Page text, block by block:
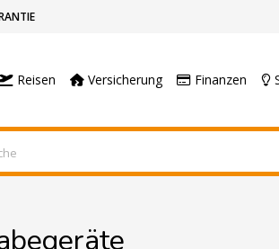
Reisen Versicherung Finanzen